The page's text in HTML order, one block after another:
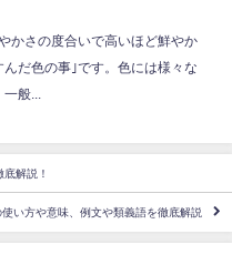
かさの度合いで高いほど鮮やか
だ色の事｣です。色には様々な
般...
解説！
使い方や意味、例文や類義語を徹底解説